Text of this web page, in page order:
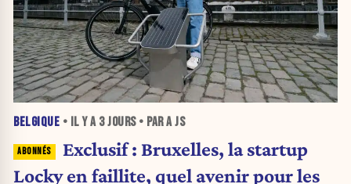
BELGIQUE • IL Y A 3 JOURS• PAR A JS
Exclusif : Bruxelles, la startup
Locky en faillite, quel avenir pour les